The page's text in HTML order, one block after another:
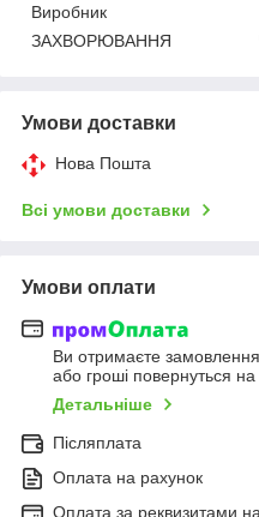
Виробник
ЗАХВОРЮВАННЯ
Умови доставки
Нова Пошта
Всі умови доставки
Умови оплати
Ви отримаєте замовлення
або гроші повернуться
Детальніше
Післяплата
Оплата на рахунок
Оплата за реквизитами